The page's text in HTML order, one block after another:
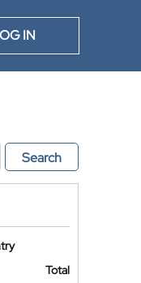
IN
Search
Total